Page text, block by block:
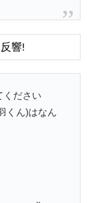
響!
ください
くん)はなん